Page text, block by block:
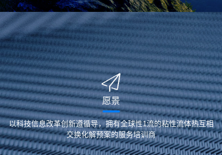
愿景
以科技信息改革创新遵循导，拥有全球性1流的粘性流体热互相
交换化解预案的服务培训商